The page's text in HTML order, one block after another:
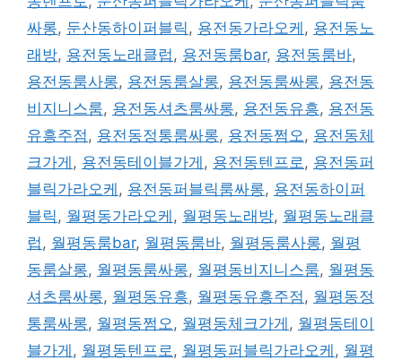
싸롱, 둔산동하이퍼블릭 , 용전동가라오케 , 용전동노
래방, 용전동노래클럽 , 용전동룸bar, 용전동룸바,
용전동룸사롱, 용전동룸살롱, 용전동룸싸롱, 용전동
비지니스룸, 용전동셔츠룸싸롱, 용전동유흥, 용전동
유흥주점 , 용전동정통룸싸롱, 용전동쩜오 , 용전동체
크가게 , 용전동테이블가게 , 용전동텐프로 , 용전동퍼
블릭가라오케 , 용전동퍼블릭룸싸롱, 용전동하이퍼
블릭 , 월평동가라오케 , 월평동노래방, 월평동노래클
럽 , 월평동룸bar, 월평동룸바, 월평동룸사롱, 월평
동룸살롱, 월평동룸싸롱, 월평동비지니스룸, 월평동
셔츠룸싸롱, 월평동유흥, 월평동유흥주점 , 월평동정
통룸싸롱, 월평동쩜오 , 월평동체크가게 , 월평동테이
블가게 , 월평동텐프로 , 월평동퍼블릭가라오케 , 월평